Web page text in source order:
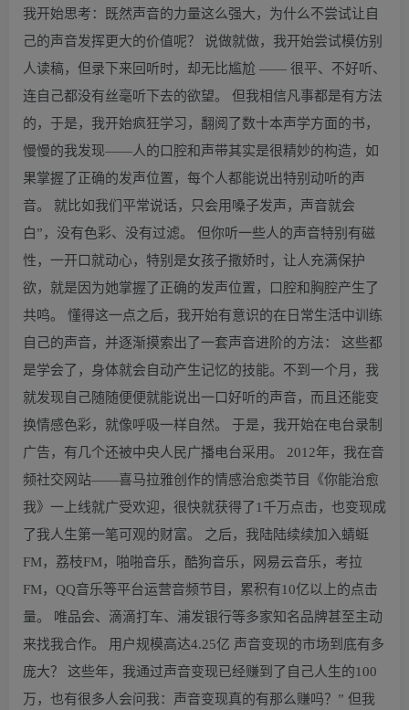
我开始思考：既然声音的力量这么强大，为什么不尝试让自
己的声音发挥更大的价值呢？ 说做就做，我开始尝试模仿别
人读稿，但录下来回听时，却无比尴尬 —— 很平、不好听、
连自己都没有丝毫听下去的欲望。 但我相信凡事都是有方法
的，于是，我开始疯狂学习，翻阅了数十本声学方面的书，
慢慢的我发现——人的口腔和声带其实是很精妙的构造，如
果掌握了正确的发声位置，每个人都能说出特别动听的声
音。 就比如我们平常说话，只会用嗓子发声，声音就会
白”，没有色彩、没有过滤。 但你听一些人的声音特别有磁
性，一开口就动心，特别是女孩子撒娇时，让人充满保护
欲，就是因为她掌握了正确的发声位置，口腔和胸腔产生了
共鸣。 懂得这一点之后，我开始有意识的在日常生活中训练
自己的声音，并逐渐摸索出了一套声音进阶的方法： 这些都
是学会了，身体就会自动产生记忆的技能。不到一个月，我
就发现自己随随便便就能说出一口好听的声音，而且还能变
换情感色彩，就像呼吸一样自然。 于是，我开始在电台录制
广告，有几个还被中央人民广播电台采用。 2012年，我在音
频社交网站——喜马拉雅创作的情感治愈类节目《你能治愈
我》一上线就广受欢迎，很快就获得了1千万点击，也变现成
了我人生第一笔可观的财富。 之后，我陆陆续续加入蜻蜓
FM，荔枝FM，啪啪音乐，酷狗音乐，网易云音乐，考拉
FM，QQ音乐等平台运营音频节目，累积有10亿以上的点击
量。 唯品会、滴滴打车、浦发银行等多家知名品牌甚至主动
来找我合作。 用户规模高达4.25亿 声音变现的市场到底有多
庞大？ 这些年，我通过声音变现已经赚到了自己人生的100
万，也有很多人会问我：声音变现真的有那么赚吗？” 但我